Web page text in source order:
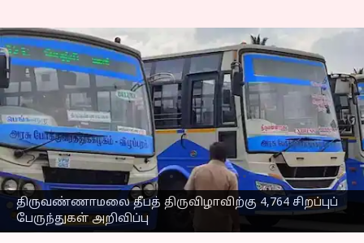
திருவண்ணாமலை தீபத் திருவிழாவிற்கு 4,764 சிறப்புப்
பேருந்துகள் அறிவிப்பு
திருவண்ணாமலை
கார்த்திகை தீபத்
திருவிழாவிற்கு 4,764
சிறப்புப் பேருந்துகள்
அறிவிப்பு
எழுதியவர் Sekar Chinnappan Nov 02, 2025 06:25 pm
செய்தி முன்னோட்டம்